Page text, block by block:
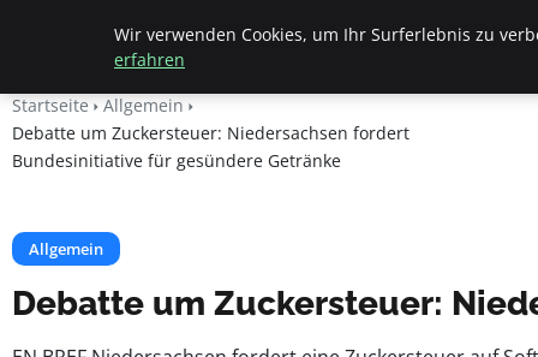
Beyond Surface
Startseite
Allgemein
Debatte um Zuckersteuer: Niedersachsen fordert
Bundesinitiative für gesündere Getränke
Allgemein
Debatte um Zuckersteuer:
Wir verwenden Cookies, um Ihr Surferlebnis zu
erfahren